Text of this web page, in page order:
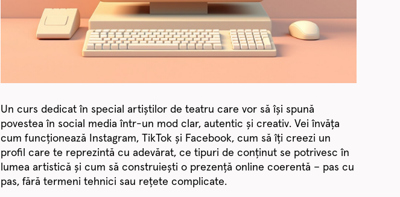
Un curs dedicat în special artiștilor de teatru care vor să își spună
povestea în social media într-un mod clar, autentic și creativ. Vei învăța
cum funcționează Instagram, TikTok și Facebook, cum să îți creezi un
profil care te reprezintă cu adevărat, ce tipuri de conținut se potrivesc în
lumea artistică și cum să construiești o prezență online coerentă – pas cu
pas, fără termeni tehnici sau rețete complicate.